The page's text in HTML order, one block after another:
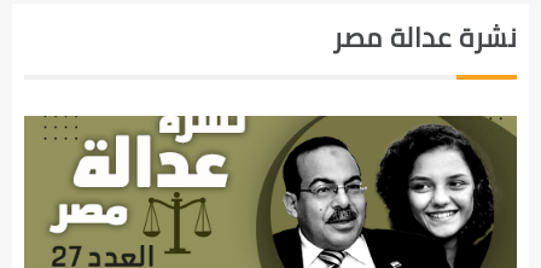
نشرة عدالة مصر